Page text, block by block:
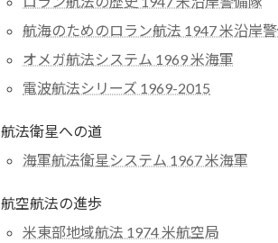
航海のためのロラン航法 1947 米沿岸
オメガ航法システム 1969 米海軍
電波航法シリーズ 1969-2015
航法衛星への道
海軍航法衛星システム 1967 米海軍
航空航法の進歩
米東部地域航法 1974 米航空局